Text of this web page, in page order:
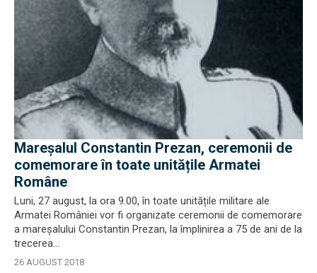
Mareșalul Constantin Prezan, ceremonii de
comemorare în toate unitățile Armatei
Române
Luni, 27 august, la ora 9.00, în toate unitățile militare ale
Armatei României vor fi organizate ceremonii de comemorare
a mareșalului Constantin Prezan, la împlinirea a 75 de ani de la
trecerea...
26 AUGUST 2018